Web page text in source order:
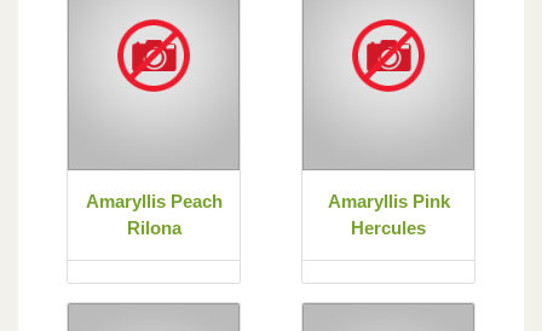
Amaryllis Peach
Rilona
Amaryllis Pink
Hercules